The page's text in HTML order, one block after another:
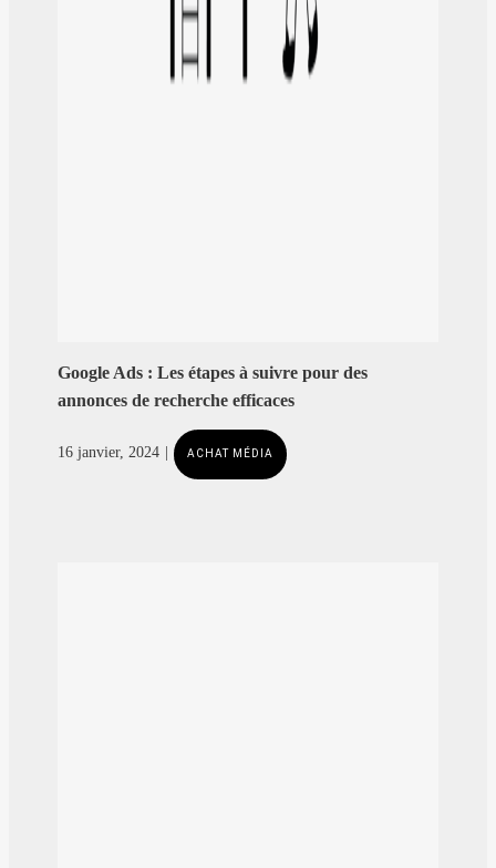
Google Ads : Les étapes à suivre pour des
annonces de recherche efficaces